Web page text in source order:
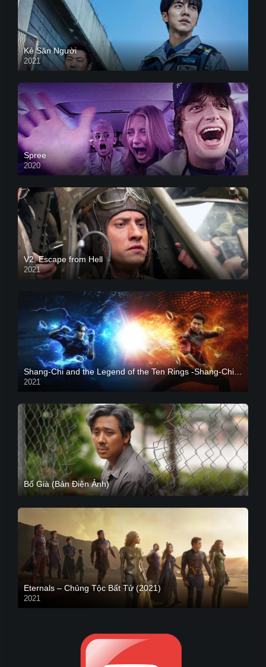
Kẻ Săn Người
2021
Spree
2020
V2. Escape from Hell
2021
2021
CAM
Bố Già (Bản Điện Ảnh)
Eternals – Chủng Tộc Bất Tử (2021)
2021
Trailer